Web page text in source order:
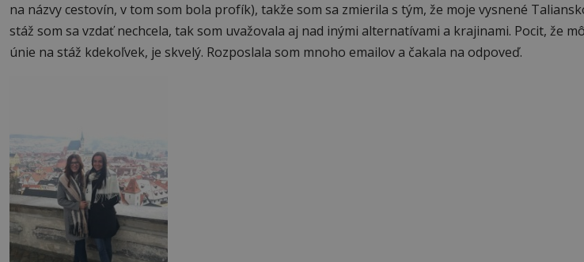
na názvy cestovín, v tom som bola profík), takže som sa zmierila s tým, že moje vysnené
stáž som sa vzdať nechcela, tak som uvažovala aj nad inými alternatívami a krajinami. Pocit, že
únie na stáž kdekoľvek, je skvelý. Rozposlala som mnoho emailov a čakala na odpoveď.